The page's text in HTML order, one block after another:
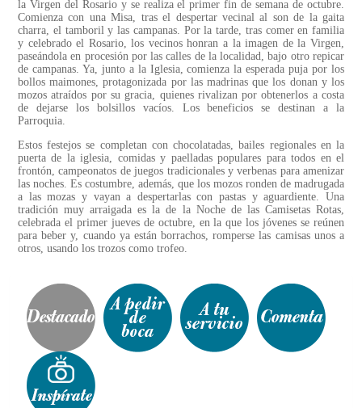
la Virgen del Rosario y se realiza el primer fin de semana de octubre.
Comienza con una Misa, tras el despertar vecinal al son de la gaita
charra, el tamboril y las campanas. Por la tarde, tras comer en familia
y celebrado el Rosario, los vecinos honran a la imagen de la Virgen,
paseándola en procesión por las calles de la localidad, bajo otro repicar
de campanas. Ya, junto a la Iglesia, comienza la esperada puja por los
bollos maimones, protagonizada por las madrinas que los donan y los
mozos atraídos por su gracia, quienes rivalizan por obtenerlos a costa
de dejarse los bolsillos vacíos. Los beneficios se destinan a la
Parroquia.
Estos festejos se completan con chocolatadas, bailes regionales en la
puerta de la iglesia, comidas y paelladas populares para todos en el
frontón, campeonatos de juegos tradicionales y verbenas para amenizar
las noches. Es costumbre, además, que los mozos ronden de madrugada
a las mozas y vayan a despertarlas con pastas y aguardiente. Una
tradición muy arraigada es la de la Noche de las Camisetas Rotas,
celebrada el primer jueves de octubre, en la que los jóvenes se reúnen
para beber y, cuando ya están borrachos, romperse las camisas unos a
otros, usando los trozos como trofeo.